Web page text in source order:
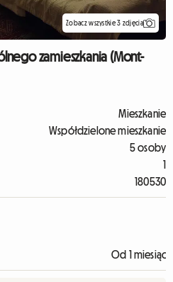
Zobacz wszystkie 3 zdjęcia
zamieszkania (Mont-
Mieszkanie
Współdzielone mieszkanie
5 osoby
1
180530
Od 1 miesiąc